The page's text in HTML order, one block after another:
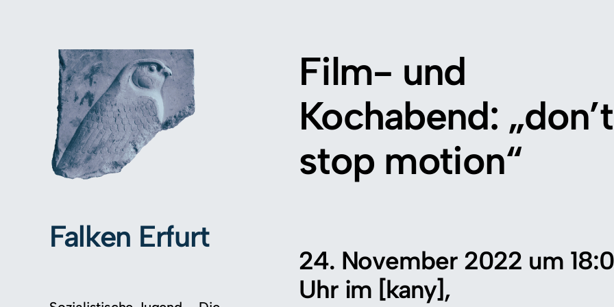
Falken Erfurt
Film- und
Kochabend: „don’t
stop motion“
24. November 2022 um
Uhr im [kany],